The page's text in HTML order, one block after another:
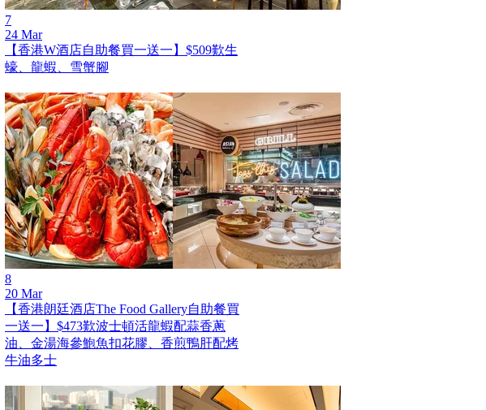
7
24 Mar
【香港W酒店自助餐買一送一】$509歎生
蠔、龍蝦、雪蟹腳
8
20 Mar
【香港朗廷酒店The Food Gallery自助餐買
一送一】$473歎波士頓活龍蝦配蒜香蔥
油、金湯海參鮑魚扣花膠、香煎鴨肝配烤
牛油多士